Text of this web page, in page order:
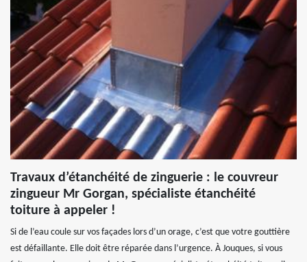
Travaux d’étanchéité de zinguerie : le couvreur
zingueur Mr Gorgan, spécialiste étanchéité
toiture à appeler !
Si de l’eau coule sur vos façades lors d’un orage, c’est que votre gouttière
est défaillante. Elle doit être réparée dans l’urgence. À Jouques, si vous